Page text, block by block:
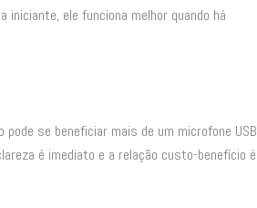
iniciante, ele funciona melhor quando há
se beneficiar mais de um microfone USB
é imediato e a relação custo-benefício é